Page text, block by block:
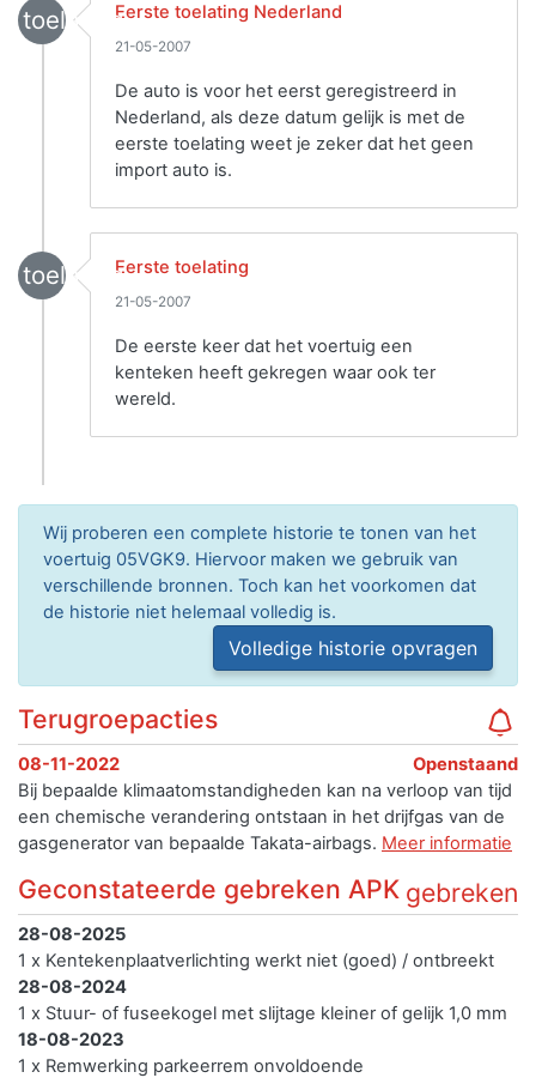
toelatingEerste toelating Nederland
21-05-2007
De auto is voor het eerst geregistreerd in
Nederland, als deze datum gelijk is met de
eerste toelating weet je zeker dat het geen
import auto is.
toelatingEerste toelating
21-05-2007
De eerste keer dat het voertuig een
kenteken heeft gekregen waar ook ter
wereld.
Wij proberen een complete historie te tonen van het
voertuig 05VGK9. Hiervoor maken we gebruik van
verschillende bronnen. Toch kan het voorkomen dat
de historie niet helemaal volledig is.
Volledige historie opvragen
Terugroepacties
08-11-2022
Openstaand
Bij bepaalde klimaatomstandigheden kan na verloop van tijd
een chemische verandering ontstaan in het drijfgas van de
gasgenerator van bepaalde Takata-airbags. Meer informatie
gebreken
Geconstateerde gebreken APK
28-08-2025
1 x Kentekenplaatverlichting werkt niet (goed) / ontbreekt
28-08-2024
1 x Stuur- of fuseekogel met slijtage kleiner of gelijk 1,0 mm
18-08-2023
1 x Remwerking parkeerrem onvoldoende